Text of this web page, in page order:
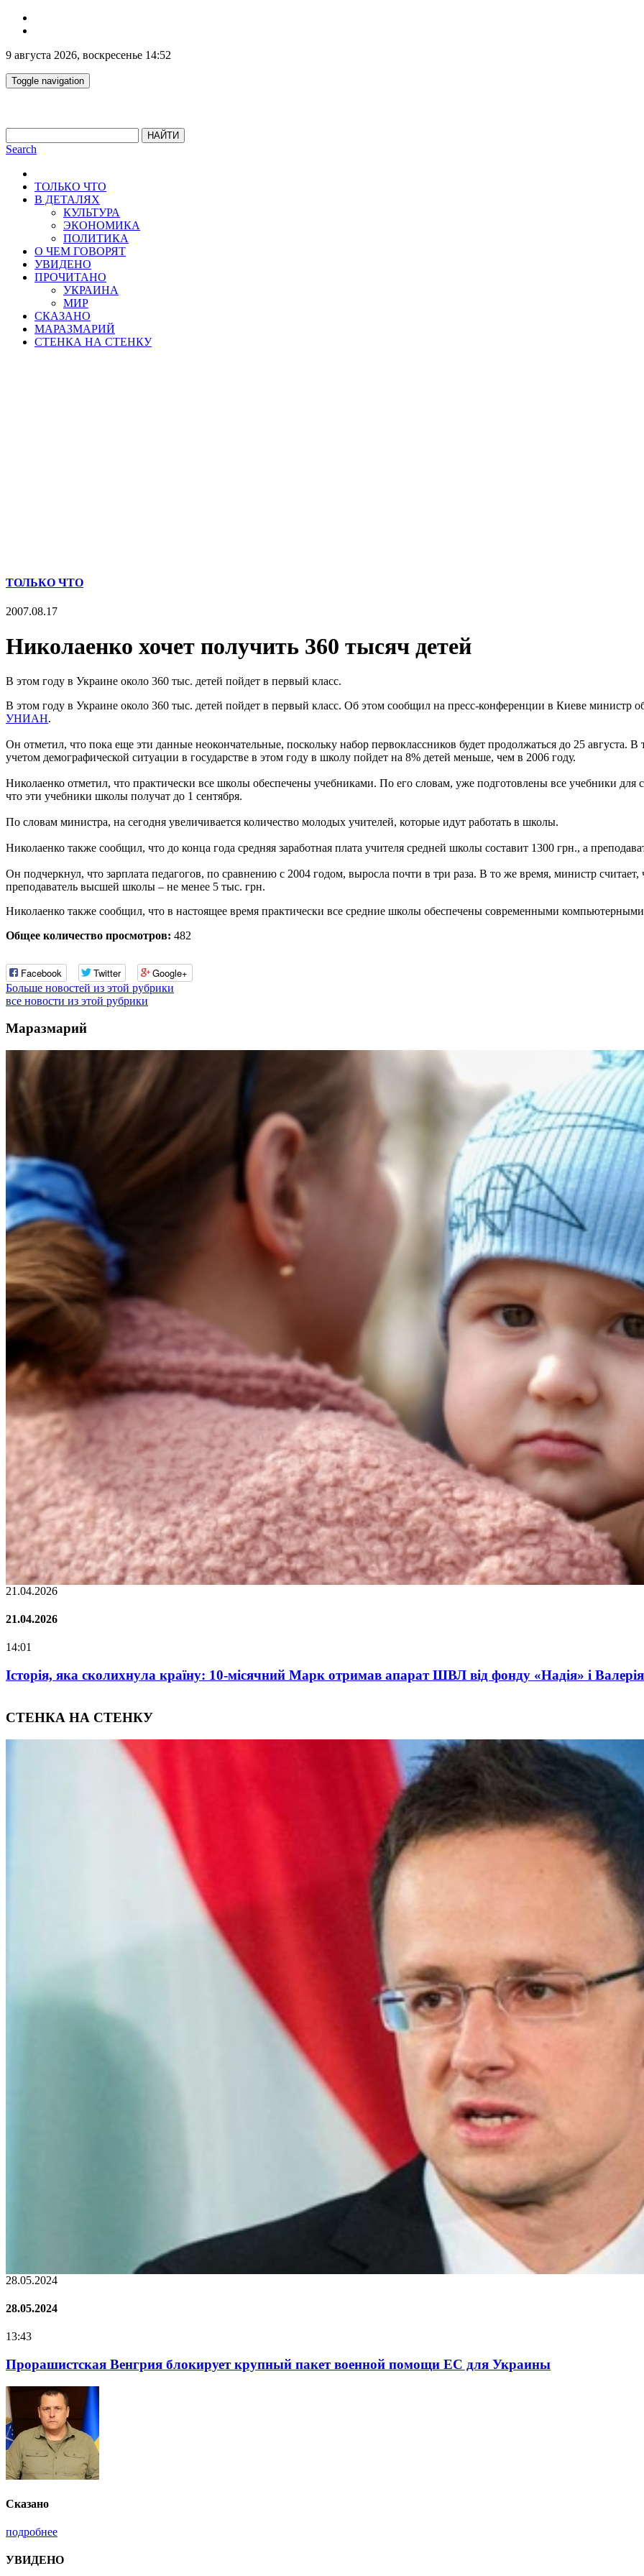
9 августа 2026, воскресенье 14:52
Toggle navigation
НАЙТИ
Search
ТОЛЬКО ЧТО
В ДЕТАЛЯХ
КУЛЬТУРА
ЭКОНОМИКА
ПОЛИТИКА
О ЧЕМ ГОВОРЯТ
УВИДЕНО
ПРОЧИТАНО
УКРАИНА
МИР
СКАЗАНО
МАРАЗМАРИЙ
СТЕНКА НА СТЕНКУ
ТОЛЬКО ЧТО
2007.08.17
Николаенко хочет получить 360 тысяч детей
В этом году в Украине около 360 тыс. детей пойдет в первый класс.
В этом году в Украине около 360 тыс. детей пойдет в первый класс. Об этом сообщил на пресс-конференции в Киеве министр
УНИАН.
Он отметил, что пока еще эти данные неокончательные, поскольку набор первоклассников будет продолжаться до 25
учетом демографической ситуации в государстве в этом году в школу пойдет на 8% детей меньше, чем в 2006 году.
Николаенко отметил, что практически все школы обеспечены учебниками. По его словам, уже подготовлены все учебники
что эти учебники школы получат до 1 сентября.
По словам министра, на сегодня увеличивается количество молодых учителей, которые идут работать в школы.
Николаенко также сообщил, что до конца года средняя заработная плата учителя средней школы составит 1300 грн., а
Он подчеркнул, что зарплата педагогов, по сравнению с 2004 годом, выросла почти в три раза. В то же время, министр
преподаватель высшей школы – не менее 5 тыс. грн.
Николаенко также сообщил, что в настоящее время практически все средние школы обеспечены современными
Общее количество просмотров: 482
Facebook Twitter Google+
Больше новостей из этой рубрики
все новости из этой рубрики
Маразмарий
02.02.2026
02.02.2026
07:00
Oleksii Abasov: How Ukrainian Businesses Can Attract International Investments and Hedge Risks During
СТЕНКА НА СТЕНКУ
22.01.2024
22.01.2024
16:25
Нацполіція лякає громадян погіршенням криміногенної ситуації в разі мобілізації поліціянтів на
Сказано
подробнее
УВИДЕНО